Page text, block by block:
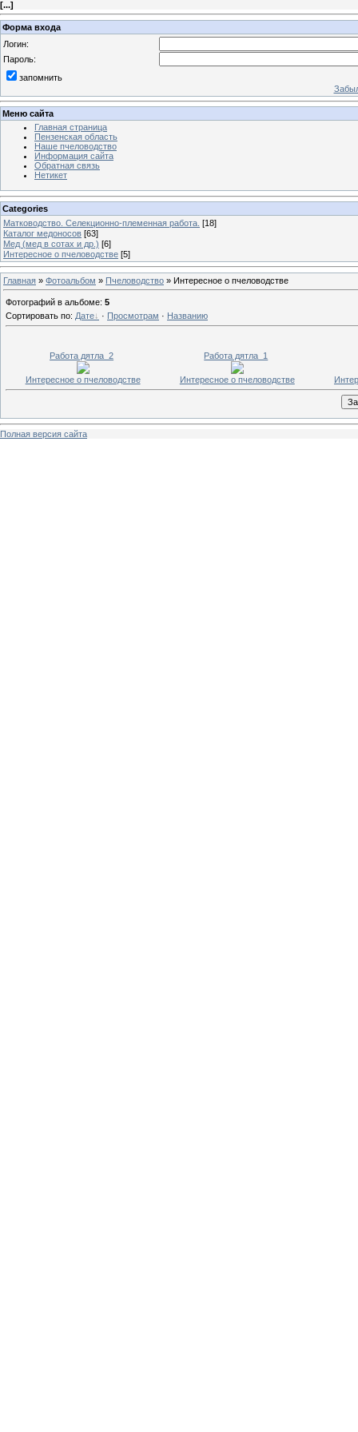
[...]
Форма входа
Логин:
Пароль:
запомнить
Меню сайта
Главная страница
Пензенская область
Наше пчеловодство
Информация сайта
Обратная связь
Нетикет
Categories
Матководство. Селекционно-племенная работа. [18]
Каталог медоносов [63]
Мед (мед в сотах и др.) [6]
Интересное о пчеловодстве [5]
Главная » Фотоальбом » Пчеловодство » Интересное о пчеловодстве
Фотографий в альбоме: 5
Сортировать по: Дате · Просмотрам · Названию
Работа дятла_2
Интересное о пчеловодстве
Работа дятла_1
Интересное о пчеловодстве
Полная версия сайта